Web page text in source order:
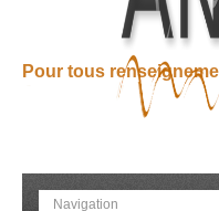
Pour tous